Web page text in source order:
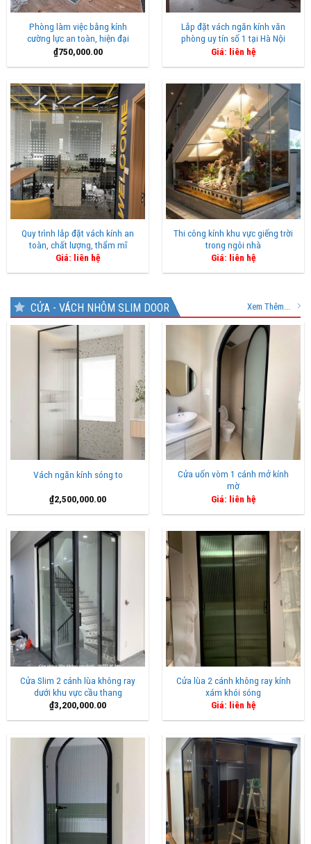
Phòng làm việc bằng kính
cường lực an toàn, hiện đại
₫750,000.00
Lắp đặt vách ngăn kính văn
phòng uy tín số 1 tại Hà Nội
Giá: liên hệ
Quy trình lắp đặt vách kính an
toàn, chất lượng, thẩm mĩ
Giá: liên hệ
Thi công kính khu vực giếng trời
trong ngôi nhà
Giá: liên hệ
CỬA - VÁCH NHÔM SLIM DOOR Xem Thêm...
Vách ngăn kính sóng to
₫2,500,000.00
Cửa uốn vòm 1 cánh mở kính
mờ
Giá: liên hệ
Cửa Slim 2 cánh lùa không ray
dưới khu vực cầu thang
₫3,200,000.00
Cửa lùa 2 cánh không ray kính
xám khói sóng
Giá: liên hệ